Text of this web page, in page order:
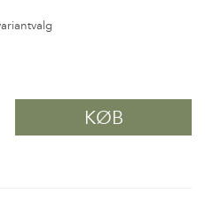
KØB